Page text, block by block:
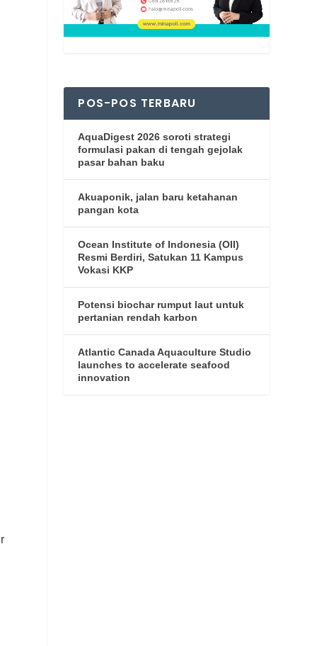
POS-POS TERBARU
AquaDigest 2026 soroti strategi
formulasi pakan di tengah gejolak
pasar bahan baku
Akuaponik, jalan baru ketahanan
pangan kota
Ocean Institute of Indonesia (OII)
Resmi Berdiri, Satukan 11 Kampus
Vokasi KKP
Potensi biochar rumput laut untuk
pertanian rendah karbon
Atlantic Canada Aquaculture Studio
launches to accelerate seafood
innovation